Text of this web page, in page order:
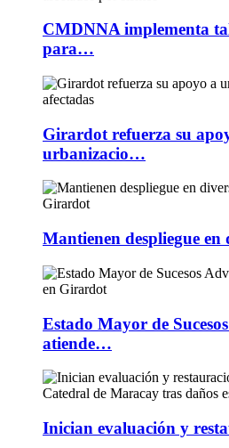
CMDNNA implementa
para…
Girardot refuerza su
urbanizacio…
Mantienen despliegue en
Estado Mayor de
atiende…
Inician evaluación y